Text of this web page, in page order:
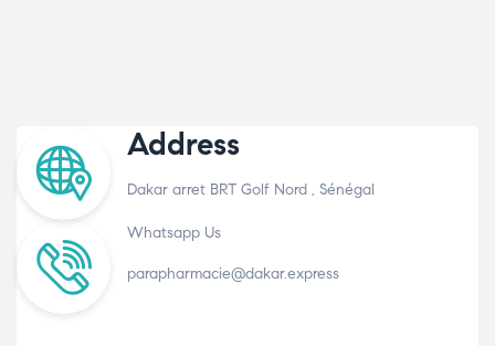
Address
Dakar arret BRT Golf Nord , Sénégal
Whatsapp Us
parapharmacie@dakar.express